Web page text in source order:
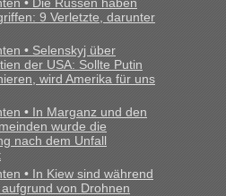
das nicht neu sollte es
• Deklaration
Zoll
ob ich hier richtig bin mit meiner
mit gebrauchter
in die Ukraine
Kleidung...“
9 Verletzte, darunter
• Selenskyj über
der USA: Sollte Putin
wird Amerika für uns
• In Marganz und den
wurde die
nach dem Unfall
• In Kiew sind während
von Drohnen